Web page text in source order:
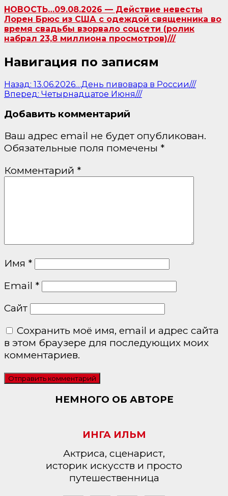
НОВОСТЬ…09.08.2026 — Действие невесты
Лорен Брюс из США с одеждой священника во
время свадьбы взорвало соцсети (ролик
набрал 23,8 миллиона просмотров)///
Навигация по записям
Назад: 13.06.2026…День пивовара в России///
Вперед: Четырнадцатое Июня///
Добавить комментарий
Ваш адрес email не будет опубликован.
Обязательные поля помечены *
Комментарий *
Имя *
Email *
Сайт
Сохранить моё имя, email и адрес сайта
в этом браузере для последующих моих
комментариев.
НЕМНОГО ОБ АВТОРЕ
ИНГА ИЛЬМ
Актриса, сценарист,
историк искусств и просто
путешественница